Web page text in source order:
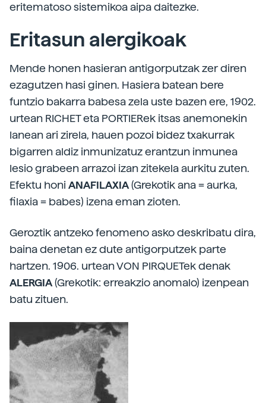
eritematoso sistemikoa aipa daitezke.
Eritasun alergikoak
Mende honen hasieran antigorputzak zer diren
ezagutzen hasi ginen. Hasiera batean bere
funtzio bakarra babesa zela uste bazen ere, 1902.
urtean RICHET eta PORTIERek itsas anemonekin
lanean ari zirela, hauen pozoi bidez txakurrak
bigarren aldiz inmunizatuz erantzun inmunea
lesio grabeen arrazoi izan zitekela aurkitu zuten.
Efektu honiANAFILAXIA(Grekotik ana = aurka,
filaxia = babes) izena eman zioten.
Geroztik antzeko fenomeno asko deskribatu dira,
baina denetan ez dute antigorputzek parte
hartzen. 1906. urtean VON PIRQUETek denak
ALERGIA(Grekotik: erreakzio anomalo) izenpean
batu zituen.